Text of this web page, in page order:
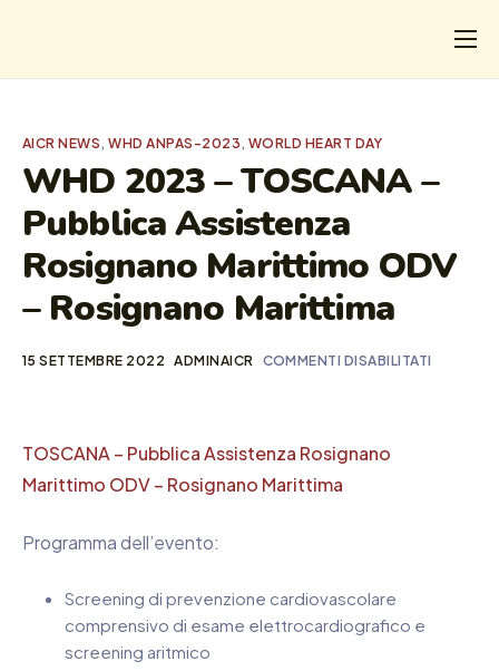
CHI
I SALVATI
FORMAZIONE
PROGETTI
NEWS
AICR NEWS,WHD ANPAS-2023, WORLD HEART DAY
WHD 2023 – TOSCANA –
Pubblica Assistenza
Rosignano Marittimo ODV
– Rosignano Marittima
15 SETTEMBRE 2022 ADMINAICR COMMENTI DISABILITATI
TOSCANA – Pubblica Assistenza Rosignano
Marittimo ODV – Rosignano Marittima
Programma dell’evento:
Screening di prevenzione cardiovascolare
comprensivo di esame elettrocardiografico e
screening aritmico